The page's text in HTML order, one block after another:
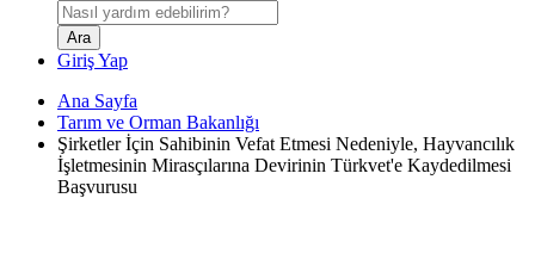
Giriş Yap
Ana Sayfa
Tarım ve Orman Bakanlığı
Şirketler İçin Sahibinin Vefat Etmesi Nedeniyle, Hayvancılık
İşletmesinin Mirasçılarına Devirinin Türkvet'e Kaydedilmesi
Başvurusu